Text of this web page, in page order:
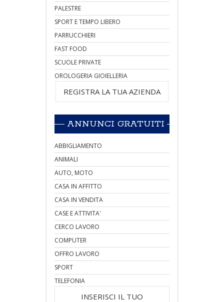
PALESTRE
SPORT E TEMPO LIBERO
PARRUCCHIERI
FAST FOOD
SCUOLE PRIVATE
OROLOGERIA GIOIELLERIA
REGISTRA LA TUA AZIENDA
ANNUNCI GRATUITI
ABBIGLIAMENTO
ANIMALI
AUTO, MOTO
CASA IN AFFITTO
CASA IN VENDITA
CASE E ATTIVITA'
CERCO LAVORO
COMPUTER
OFFRO LAVORO
SPORT
TELEFONIA
INSERISCI IL TUO